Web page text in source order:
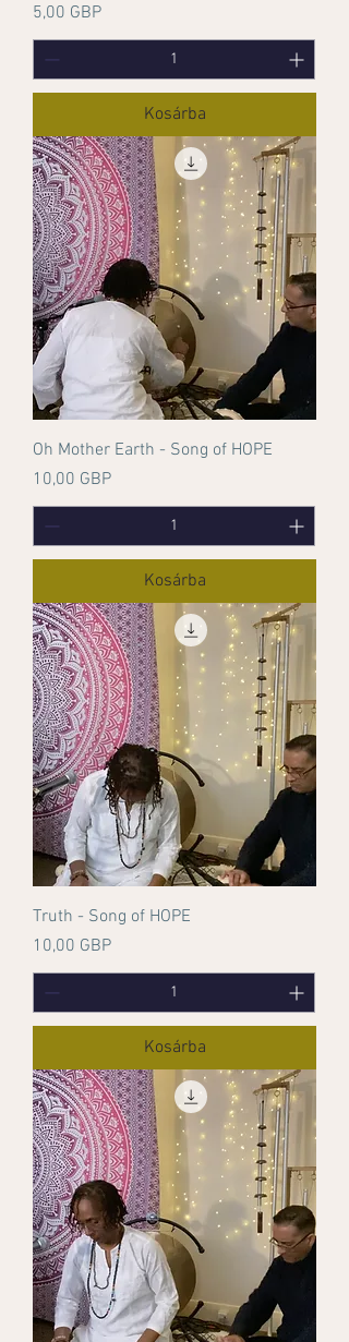
Ár
5,00 GBP
Kosárba
Oh Mother Earth - Song of HOPE
Ár
10,00 GBP
Kosárba
Truth - Song of HOPE
Ár
10,00 GBP
Kosárba